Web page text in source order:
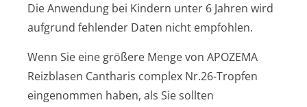
Die Anwendung bei Kindern unter 6 Jahren wird
aufgrund fehlender Daten nicht empfohlen.
Wenn Sie eine größere Menge von APOZEMA
Reizblasen Cantharis complex Nr.26-Tropfen
eingenommen haben, als Sie sollten